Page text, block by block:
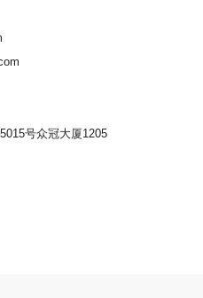
号众冠大厦1205